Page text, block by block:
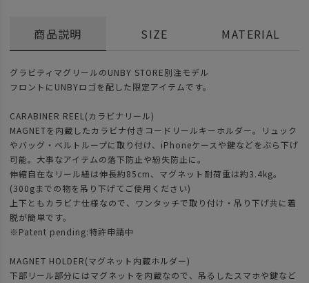
商品説明
グラビティマグリールのUNBY STORE別注モデル
フロントにUNBYロゴを配した限定アイテムです。
CARABINER REEL(カラビナリール)
MAGNETを内蔵したカラビナ付きコードリールキーホルダー。リュック
やバッグ・ベルトループに取り付け、iPhoneケースや鍵などをぶら下げ
可能。大事なアイテムの落下防止や紛失防止に。
伸縮自在なリール紐は伸長約85cm、マグネット耐荷重は約3.4kg。
(300gまでの物を吊り下げてご使用ください)
上下ともカラビナ仕様なので、ワンタッチで取り付け・吊り下げ共に着
脱が簡単です。
※Patent pending:特許申請中
MAGNET HOLDER(マグネット内蔵ホルダー)
下部リール部分にはマグネットを内蔵なので、吊るしたスマホや鍵など
SIZE MATERIAL